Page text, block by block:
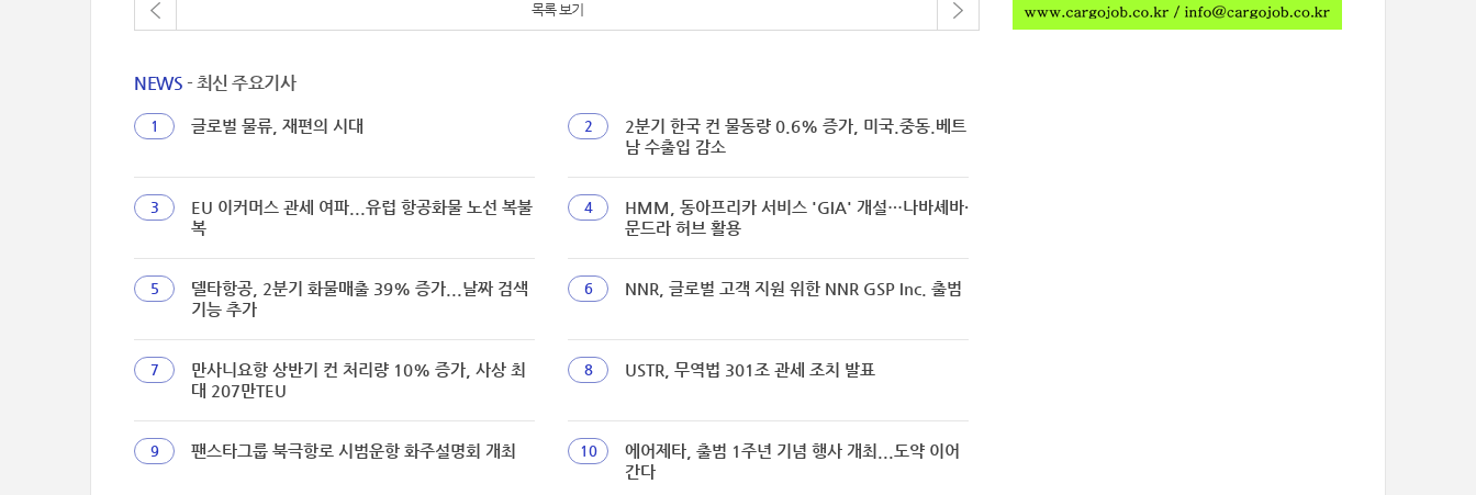
목록 보기
NEWS - 최신 주요기사
1 글로벌 물류, 재편의 시대 2
2분기 한국 컨 물동량 0.6% 증가, 미국.중동.베트
남 수출입 감소
3
EU 이커머스 관세 여파...유럽 항공화물 노선 복불
복
4
HMM, 동아프리카 서비스 'GIA' 개설…나바셰바·
문드라 허브 활용
5
델타항공, 2분기 화물매출 39% 증가...날짜 검색
기능 추가
6 NNR, 글로벌 고객 지원 위한 NNR GSP Inc. 출범
7
만사니요항 상반기 컨 처리량 10% 증가, 사상 최
대 207만TEU
8 USTR, 무역법 301조 관세 조치 발표
9 팬스타그룹 북극항로 시범운항 화주설명회 개최 10
에어제타, 출범 1주년 기념 행사 개최...도약 이어
간다